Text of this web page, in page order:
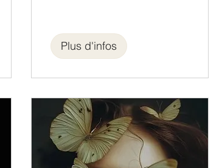
Plus d'infos